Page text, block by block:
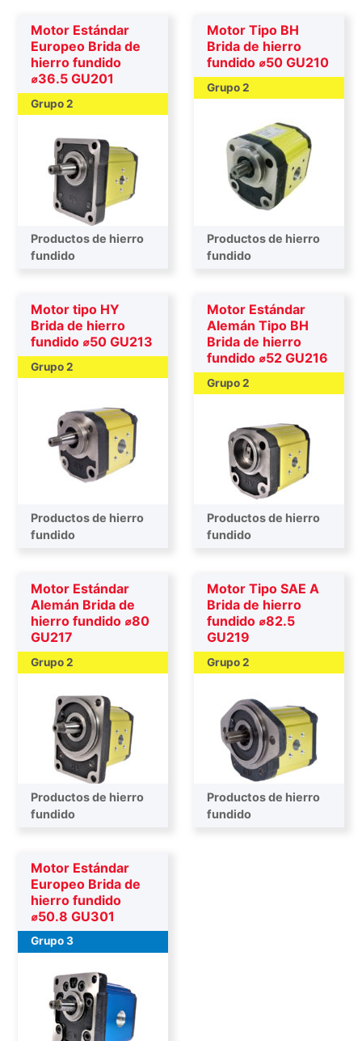
Motor Estándar
Europeo Brida de
hierro fundido
⌀36.5 GU201
Grupo 2
Productos de hierro
fundido
Motor Tipo BH
Brida de hierro
fundido ⌀50 GU210
Grupo 2
Productos de hierro
fundido
Motor tipo HY
Brida de hierro
fundido ⌀50 GU213
Grupo 2
Productos de hierro
fundido
Motor Estándar
Alemán Tipo BH
Brida de hierro
fundido ⌀52 GU216
Grupo 2
Productos de hierro
fundido
Motor Estándar
Alemán Brida de
hierro fundido ⌀80
GU217
Grupo 2
Productos de hierro
fundido
Motor Tipo SAE A
Brida de hierro
fundido ⌀82.5
GU219
Grupo 2
Productos de hierro
fundido
Motor Estándar
Europeo Brida de
hierro fundido
⌀50.8 GU301
Grupo 3